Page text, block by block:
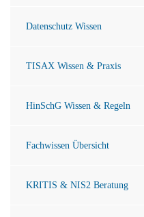
Datenschutz Wissen
TISAX Wissen & Praxis
HinSchG Wissen & Regeln
Fachwissen Übersicht
KRITIS & NIS2 Beratung